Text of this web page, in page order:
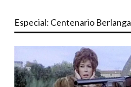
Especial: Centenario Berlanga